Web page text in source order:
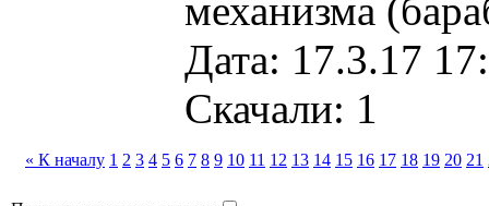
механизма
Дата: 17.3.17
Скачали: 1
« К началу 1 2 3 4 5 6 7 8 9 10 11 12 13 14 15 16 17 18 19 20 21